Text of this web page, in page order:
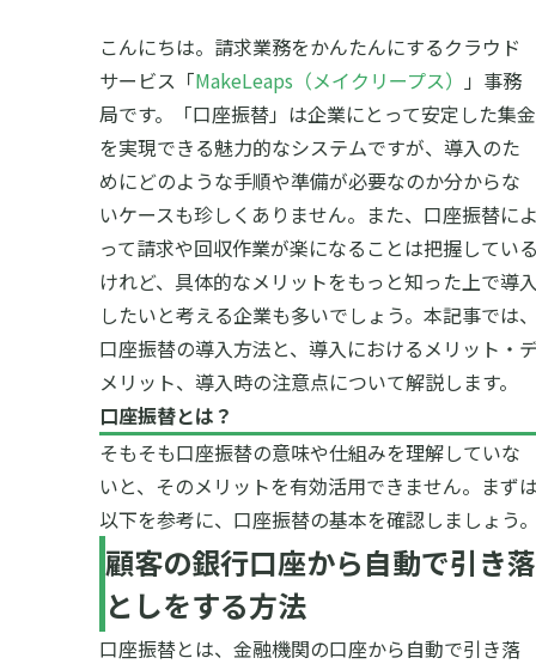
こんにちは。請求業務をかんたんにするクラウド
サービス「MakeLeaps（メイクリープス）
」事務
局です。「口座振替」は企業にとって安定した集金
を実現できる魅力的なシステムですが、導入のた
めにどのような手順や準備が必要なのか分からな
いケースも珍しくありません。また、口座振替に
って請求や回収作業が楽になることは把握してい
けれど、具体的なメリットをもっと知った上で導
したいと考える企業も多いでしょう。本記事では
口座振替の導入方法と、導入におけるメリット・
メリット、導入時の注意点について解説します。
口座振替とは？
そもそも口座振替の意味や仕組みを理解していな
いと、そのメリットを有効活用できません。まず
以下を参考に、口座振替の基本を確認しましょう
顧客の銀行口座から自動で引き落
としをする方法
口座振替とは、金融機関の口座から自動で引き落